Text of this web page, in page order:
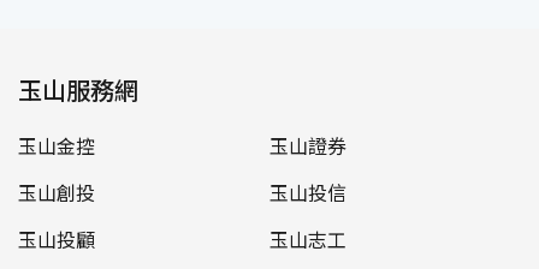
玉山服務網
玉山金控
玉山證券
玉山創投
玉山投信
玉山投顧
玉山志工